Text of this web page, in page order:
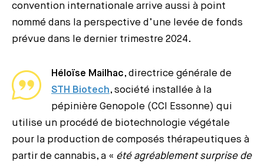
convention internationale arrive aussi à point
nommé dans la perspective d’une levée de fonds
prévue dans le dernier trimestre 2024.
Héloïse Mailhac, directrice générale de
STH Biotech, société installée à la
pépinière Genopole (CCI Essonne) qui
utilise un procédé de biotechnologie végétale
pour la production de composés thérapeutiques à
partir de cannabis, a « été agréablement surprise de